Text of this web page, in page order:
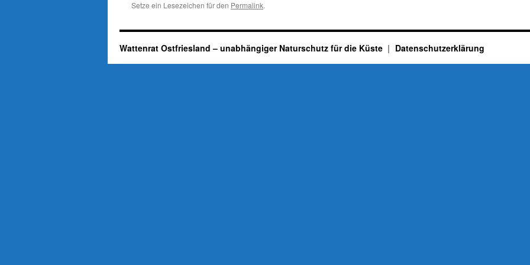
Setze ein Lesezeichen für den Permalink.
Wattenrat Ostfriesland – unabhängiger Naturschutz für die Küste Datenschutzerklärung